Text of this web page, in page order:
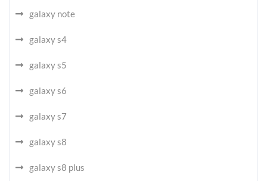
galaxy note
galaxy s4
galaxy s5
galaxy s6
galaxy s7
galaxy s8
galaxy s8 plus